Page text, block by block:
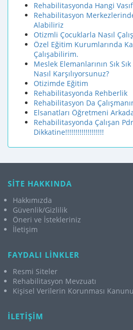
Rehabilitasyonda Hangi
Rehabilitasyon
Alabiliriz
Otizmli Çocuklarla Nasıl
Özel Eğitim Kurumlarında
Çalışabilirim.
Meslek Elemanlarının Sık
Nasıl Karşılıyorsunuz?
Otizimde Eğitim
Rehabilitasyonda Rehberlik
Rehabilitasyon Da
Elsanatları Öğretmeni
Rehabilitasyonda Çalışan
Dikkatine!!!!!!!!!!!!!!!!!!!
SİTE HAKKINDA
Hakkımızda
Güvenlik/Gizlilik
Öneri ve İstekleriniz
İletişim
FAYDALI LİNKLER
Resmi Siteler
Rehabilitasyon Mevzuatı
Kişisel Verilerin Korunması Kanunu
İLETİŞİM